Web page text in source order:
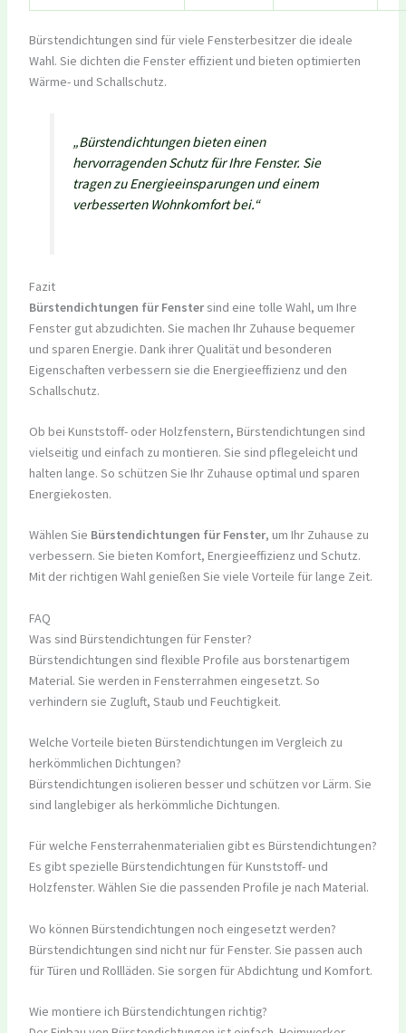
Bürstendichtungen sind für viele Fensterbesitzer die ideale
Wahl. Sie dichten die Fenster effizient und bieten optimierten
Wärme- und Schallschutz.
„Bürstendichtungen bieten einen
hervorragenden Schutz für Ihre Fenster. Sie
tragen zu Energieeinsparungen und einem
verbesserten Wohnkomfort bei.“
Fazit
Bürstendichtungen für Fenstersind eine tolle Wahl, um Ihre
Fenster gut abzudichten. Sie machen Ihr Zuhause bequemer
und sparen Energie. Dank ihrer Qualität und besonderen
Eigenschaften verbessern sie die Energieeffizienz und den
Schallschutz.
Ob bei Kunststoff- oder Holzfenstern, Bürstendichtungen sind
vielseitig und einfach zu montieren. Sie sind pflegeleicht und
halten lange. So schützen Sie Ihr Zuhause optimal und sparen
Energiekosten.
Wählen Sie Bürstendichtungen für Fenster, um Ihr Zuhause zu
verbessern. Sie bieten Komfort, Energieeffizienz und Schutz.
Mit der richtigen Wahl genießen Sie viele Vorteile für lange Zeit.
FAQ
Was sind Bürstendichtungen für Fenster?
Bürstendichtungen sind flexible Profile aus borstenartigem
Material. Sie werden in Fensterrahmen eingesetzt. So
verhindern sie Zugluft, Staub und Feuchtigkeit.
Welche Vorteile bieten Bürstendichtungen im Vergleich zu
herkömmlichen Dichtungen?
Bürstendichtungen isolieren besser und schützen vor Lärm. Sie
sind langlebiger als herkömmliche Dichtungen.
Für welche Fensterrahenmaterialien gibt es Bürstendichtungen?
Es gibt spezielle Bürstendichtungen für Kunststoff- und
Holzfenster. Wählen Sie die passenden Profile je nach Material.
Wo können Bürstendichtungen noch eingesetzt werden?
Bürstendichtungen sind nicht nur für Fenster. Sie passen auch
für Türen und Rollläden. Sie sorgen für Abdichtung und Komfort.
Wie montiere ich Bürstendichtungen richtig?